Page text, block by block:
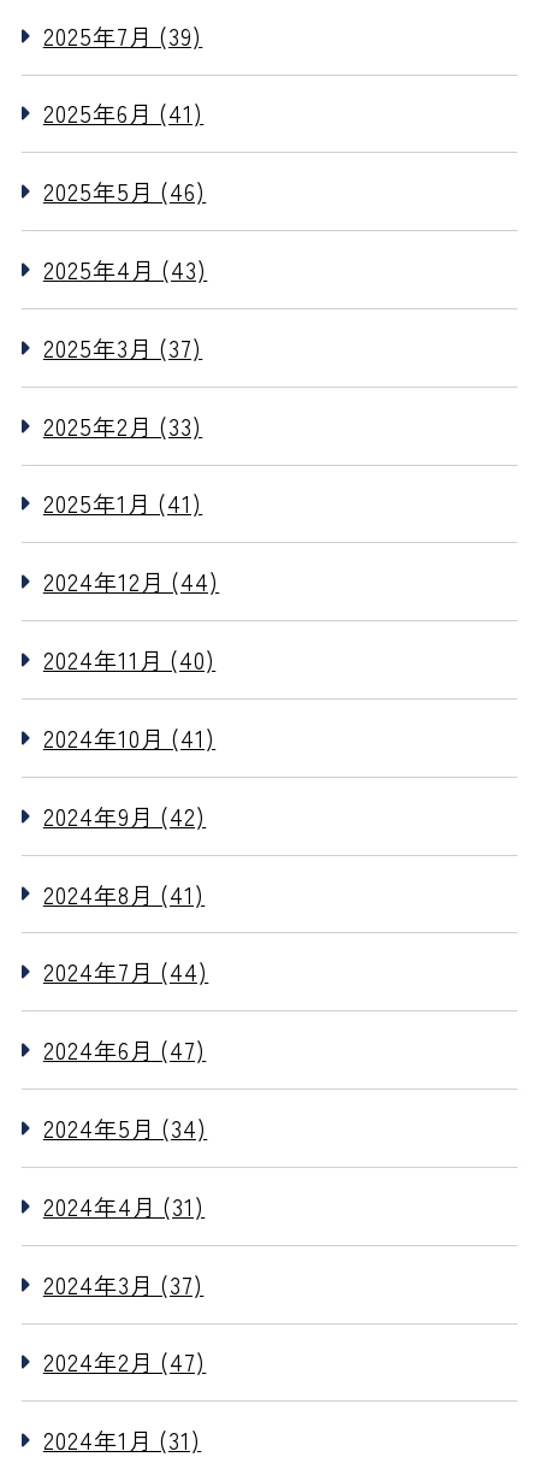
2025年7月 (39)
2025年6月 (41)
2025年5月 (46)
2025年4月 (43)
2025年3月 (37)
2025年2月 (33)
2025年1月 (41)
2024年12月 (44)
2024年11月 (40)
2024年10月 (41)
2024年9月 (42)
2024年8月 (41)
2024年7月 (44)
2024年6月 (47)
2024年5月 (34)
2024年4月 (31)
2024年3月 (37)
2024年2月 (47)
2024年1月 (31)